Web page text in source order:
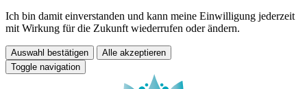
Ich bin damit einverstanden und kann meine Einwilligung jederzeit
mit Wirkung für die Zukunft wiederrufen oder ändern.
Auswahl bestätigen
Alle akzeptieren
Toggle navigation